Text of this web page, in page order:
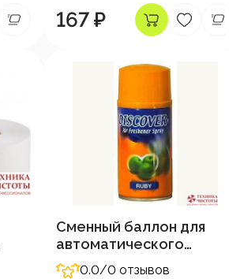
167 ₽
Сменный баллон для
автоматического
освежителя Discover
0.0/0 отзывов